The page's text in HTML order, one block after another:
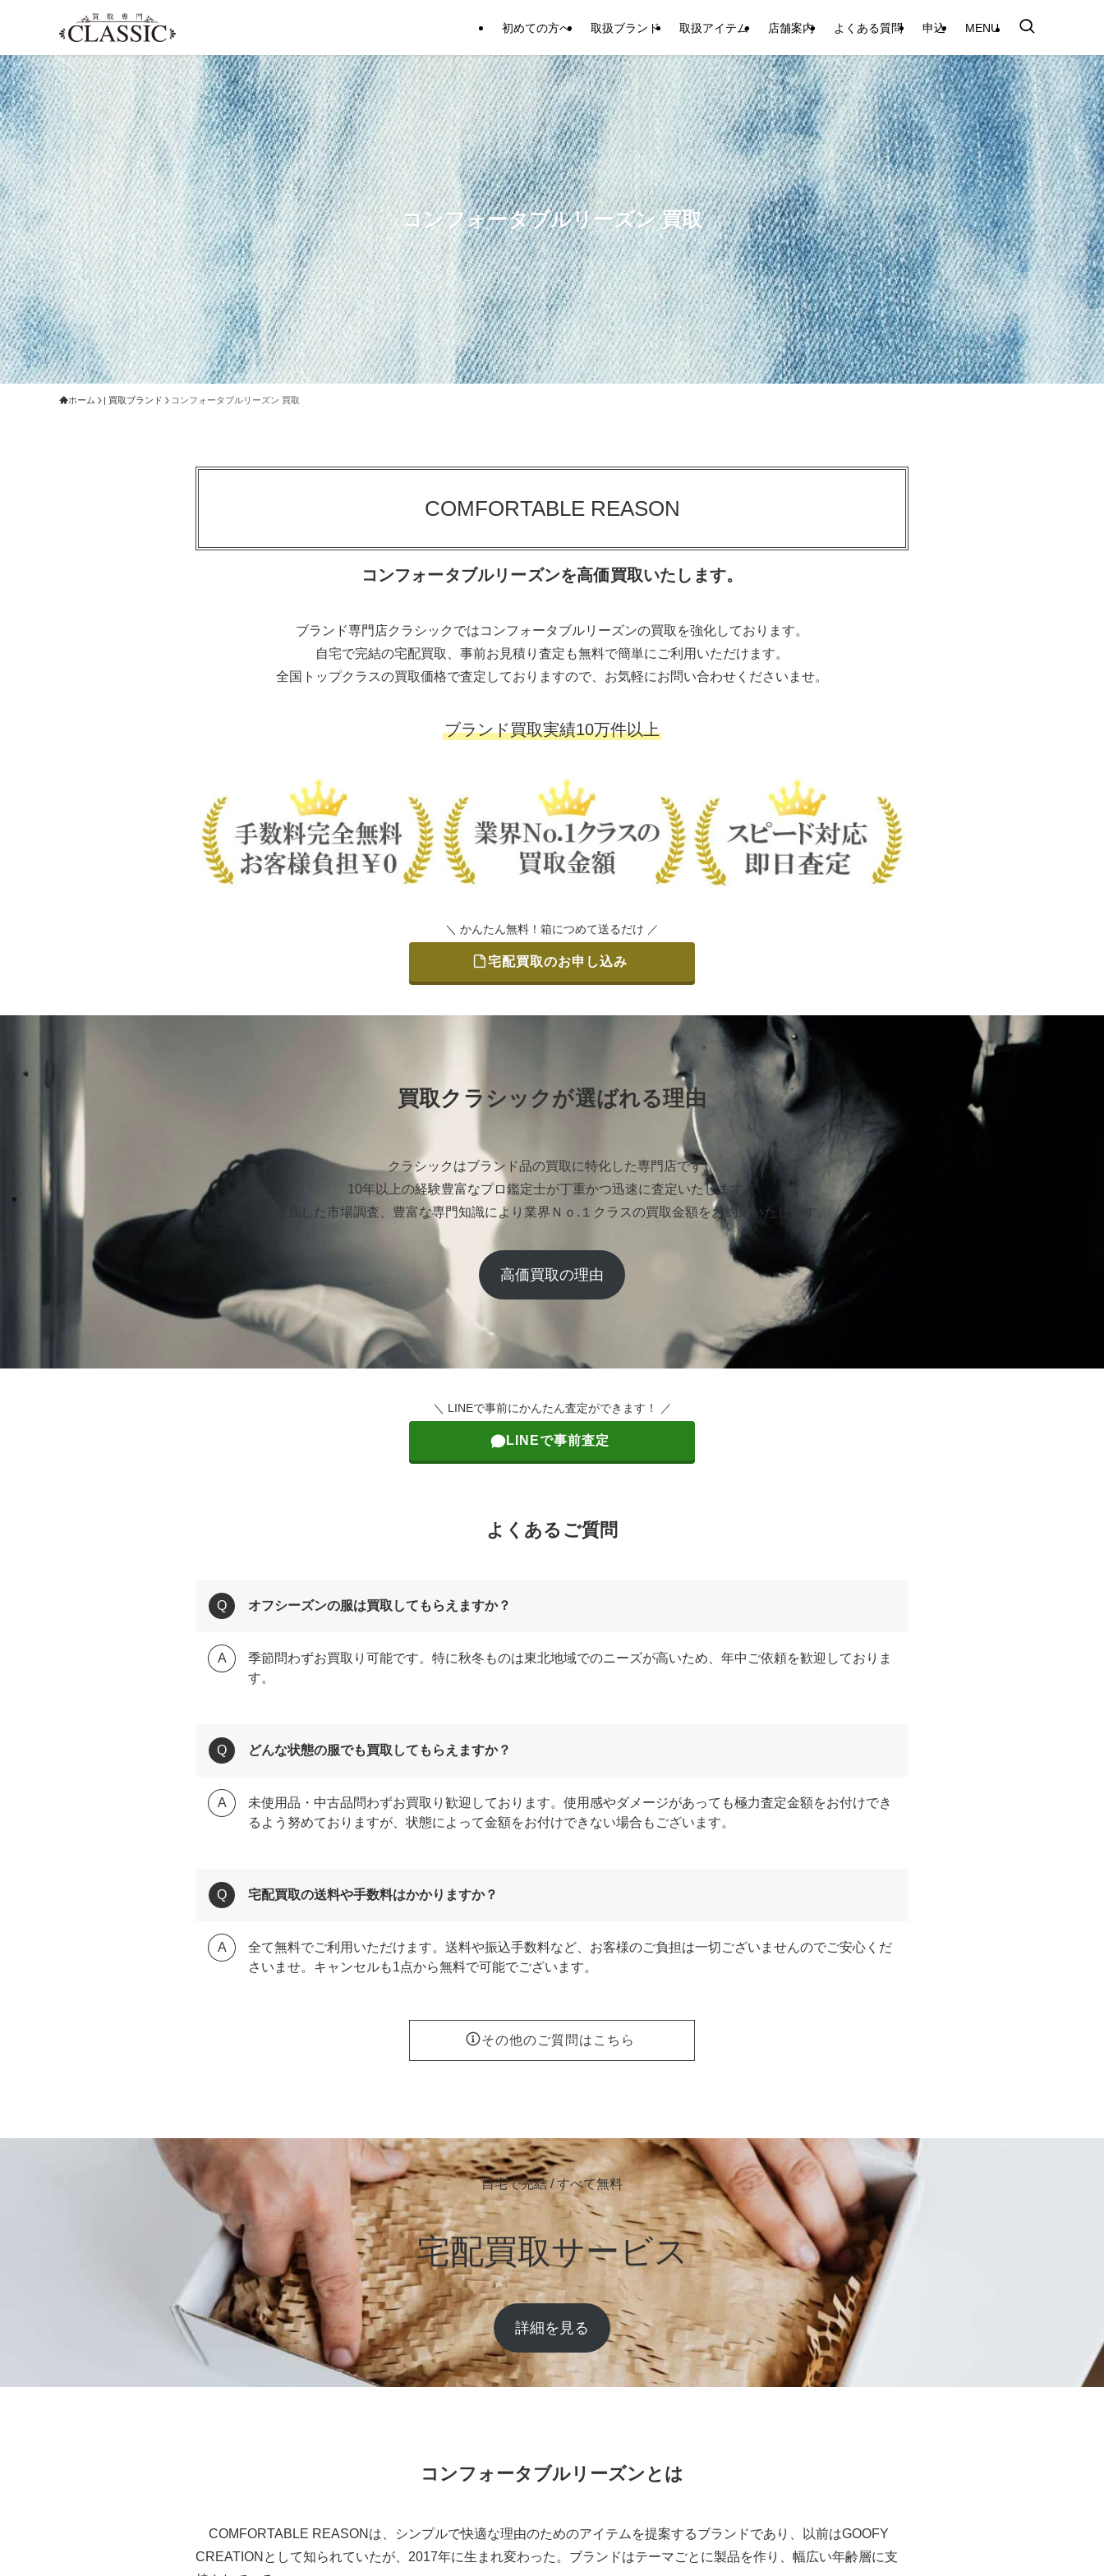
初めての方へ 取扱ブランド 取扱アイテム 店舗案内 よくある質問 申込 MENU
コンフォータブルリーズン 買取
ホーム | 買取ブランド コンフォータブルリーズン 買取
COMFORTABLE REASON
コンフォータブルリーズンを高価買取いたします。
ブランド専門店クラシックではコンフォータブルリーズンの買取を強化しております。
自宅で完結の宅配買取、事前お見積り査定も無料で簡単にご利用いただけます。
全国トップクラスの買取価格で査定しておりますので、お気軽にお問い合わせくださいませ。
ブランド買取実績10万件以上
＼ かんたん無料！箱につめて送るだけ ／
宅配買取のお申し込み
買取クラシックが選ばれる理由
クラシックはブランド品の買取に特化した専門店です。
10年以上の経験豊富なプロ鑑定士が丁重かつ迅速に査定いたします。
徹底した市場調査、豊富な専門知識により業界Ｎｏ.１クラスの買取金額をお約束いたします。
高価買取の理由
＼ LINEで事前にかんたん査定ができます！ ／
LINEで事前査定
よくあるご質問
オフシーズンの服は買取してもらえますか？
季節問わずお買取り可能です。特に秋冬ものは東北地域でのニーズが高いため、年中ご依頼を歓迎しておりま
す。
どんな状態の服でも買取してもらえますか？
未使用品・中古品問わずお買取り歓迎しております。使用感やダメージがあっても極力査定金額をお付けでき
るよう努めておりますが、状態によって金額をお付けできない場合もございます。
宅配買取の送料や手数料はかかりますか？
全て無料でご利用いただけます。送料や振込手数料など、お客様のご負担は一切ございませんのでご安心くだ
さいませ。キャンセルも1点から無料で可能でございます。
その他のご質問はこちら
自宅で完結 / すべて無料
宅配買取サービス
詳細を見る
コンフォータブルリーズンとは
COMFORTABLE REASONは、シンプルで快適な理由のためのアイテムを提案するブランドであり、以前はGOOFY
CREATIONとして知られていたが、2017年に生まれ変わった。ブランドはテーマごとに製品を作り、幅広い年齢層に支